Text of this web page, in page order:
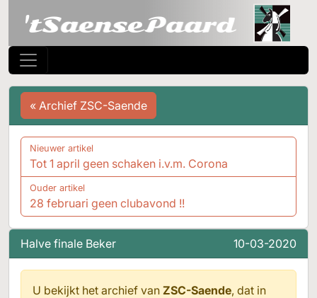
Halve finale Beker 10-03-2020
U bekijkt het archief van ZSC-Saende, dat in
« Archief ZSC-Saende
Nieuwer artikel
Tot 1 april geen schaken i.v.m. Corona
Ouder artikel
28 februari geen clubavond !!